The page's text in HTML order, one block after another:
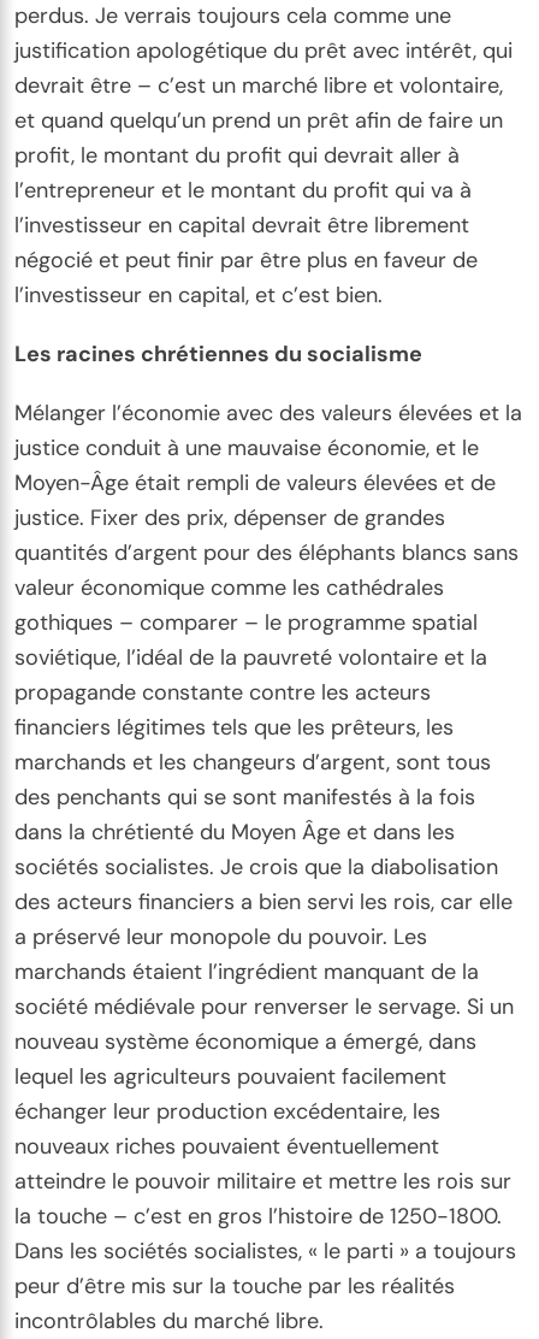
perdus. Je verrais toujours cela comme une
justification apologétique du prêt avec intérêt, qui
devrait être – c’est un marché libre et volontaire,
et quand quelqu’un prend un prêt afin de faire un
profit, le montant du profit qui devrait aller à
l’entrepreneur et le montant du profit qui va à
l’investisseur en capital devrait être librement
négocié et peut finir par être plus en faveur de
l’investisseur en capital, et c’est bien.
Les racines chrétiennes du socialisme
Mélanger l’économie avec des valeurs élevées et la
justice conduit à une mauvaise économie, et le
Moyen-Âge était rempli de valeurs élevées et de
justice. Fixer des prix, dépenser de grandes
quantités d’argent pour des éléphants blancs sans
valeur économique comme les cathédrales
gothiques – comparer – le programme spatial
soviétique, l’idéal de la pauvreté volontaire et la
propagande constante contre les acteurs
financiers légitimes tels que les prêteurs, les
marchands et les changeurs d’argent, sont tous
des penchants qui se sont manifestés à la fois
dans la chrétienté du Moyen Âge et dans les
sociétés socialistes. Je crois que la diabolisation
des acteurs financiers a bien servi les rois, car elle
a préservé leur monopole du pouvoir. Les
marchands étaient l’ingrédient manquant de la
société médiévale pour renverser le servage. Si un
nouveau système économique a émergé, dans
lequel les agriculteurs pouvaient facilement
échanger leur production excédentaire, les
nouveaux riches pouvaient éventuellement
atteindre le pouvoir militaire et mettre les rois sur
la touche – c’est en gros l’histoire de 1250-1800.
Dans les sociétés socialistes, « le parti » a toujours
peur d’être mis sur la touche par les réalités
incontrôlables du marché libre.